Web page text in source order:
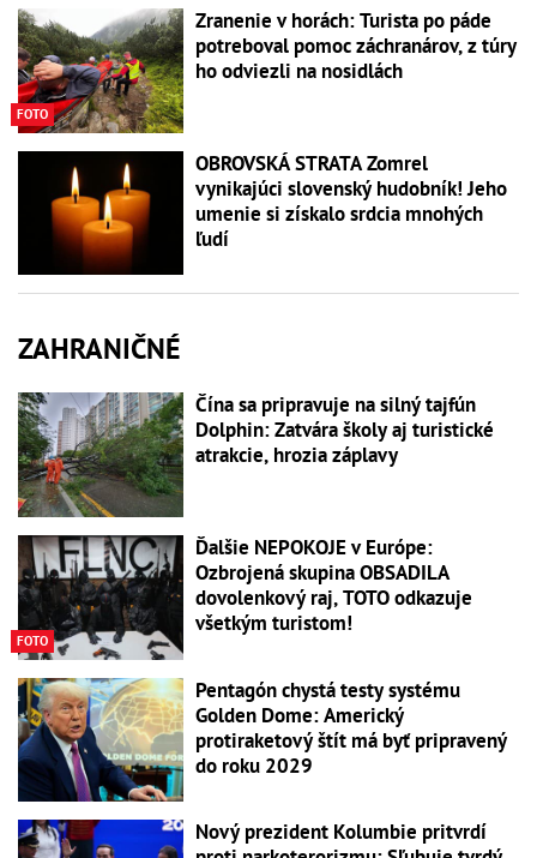
FOTO
Zranenie v horách: Turista po páde
potreboval pomoc záchranárov, z túry
ho odviezli na nosidlách
OBROVSKÁ STRATA Zomrel
vynikajúci slovenský hudobník! Jeho
umenie si získalo srdcia mnohých
ľudí
ZAHRANIČNÉ
Čína sa pripravuje na silný tajfún
Dolphin: Zatvára školy aj turistické
atrakcie, hrozia záplavy
FOTO
Ďalšie NEPOKOJE v Európe:
Ozbrojená skupina OBSADILA
dovolenkový raj, TOTO odkazuje
všetkým turistom!
Pentagón chystá testy systému
Golden Dome: Americký
protiraketový štít má byť pripravený
do roku 2029
Nový prezident Kolumbie pritvrdí